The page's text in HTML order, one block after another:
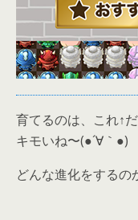
育てるのは、これ↑
キモいね〜(●´∀｀●)
どんな進化をするの